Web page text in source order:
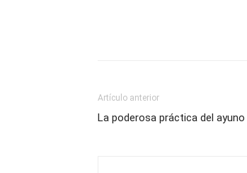
Artículo anterior
La poderosa práctica del ayuno